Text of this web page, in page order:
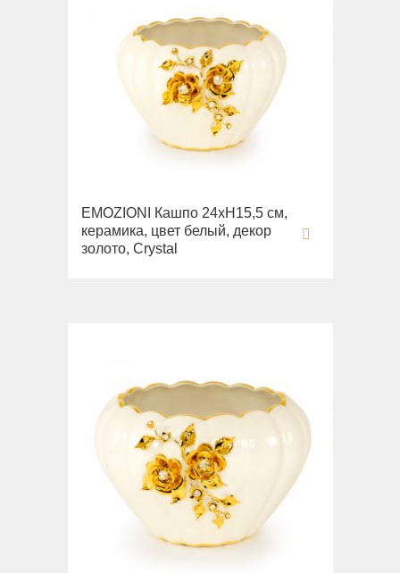
EMOZIONI Кашпо 24хН15,5 см,
керамика, цвет белый, декор
золото, Crystal